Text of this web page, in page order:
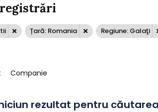
Țară: Romania Regiune: Galaţi
Companie
rezultat pentru